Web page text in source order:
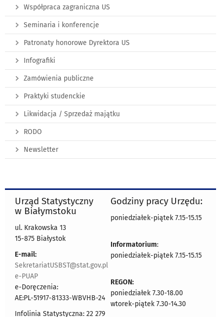
Współpraca zagraniczna US
Seminaria i konferencje
Patronaty honorowe Dyrektora US
Infografiki
Zamówienia publiczne
Praktyki studenckie
Likwidacja / Sprzedaż majątku
RODO
Newsletter
Urząd Statystyczny
w Białymstoku
ul. Krakowska 13
15-875 Białystok
E-mail:
SekretariatUSBST@stat.gov.pl
e-PUAP
e-Doręczenia:
AE:PL-51917-81333-WBVHB-24
Infolinia Statystyczna: 22 279
Godziny pracy Urzędu:
poniedziałek-piątek 7.15-15.15
Informatorium:
poniedziałek-piątek 7.15-15.15
REGON:
poniedziałek 7.30-18.00
wtorek-piątek 7.30-14.30